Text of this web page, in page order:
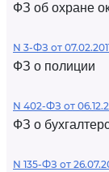
ФЗ об охране
N 3-ФЗ от
ФЗ о полиции
N 402-ФЗ от
ФЗ о
N 135-ФЗ от